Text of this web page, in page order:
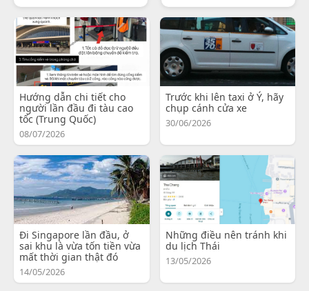
Hướng dẫn chi tiết cho
người lần đầu đi tàu cao
tốc (Trung Quốc)
08/07/2026
Trước khi lên taxi ở Ý, hãy
chụp cánh cửa xe
30/06/2026
Đi Singapore lần đầu, ở
sai khu là vừa tốn tiền vừa
mất thời gian thật đó
14/05/2026
Những điều nên tránh khi
du lịch Thái
13/05/2026